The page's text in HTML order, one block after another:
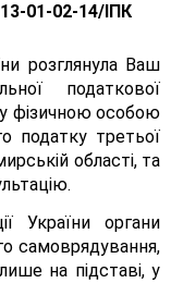
01-02-14/ІПК
розглянула Ваш
податкової
фізичною особою
податку третьої
області, та
України органи
самоврядування,
на підставі, у